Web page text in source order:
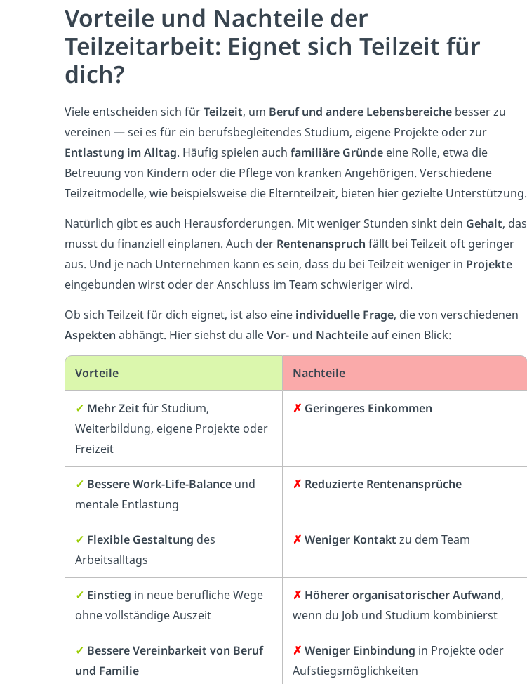
Vorteile und Nachteile der
Teilzeitarbeit: Eignet sich Teilzeit für
dich?
Viele entscheiden sich fürTeilzeit, um Beruf und andere Lebensbereiche besser zu
vereinen — sei es für ein berufsbegleitendes Studium, eigene Projekte oder zur
Entlastung im Alltag. Häufig spielen auch familiäre Gründe eine Rolle, etwa die
Betreuung von Kindern oder die Pflege von kranken Angehörigen. Verschiedene
Teilzeitmodelle, wie beispielsweise die Elternteilzeit, bieten hier gezielte Unterstützung.
Natürlich gibt es auch Herausforderungen. Mit weniger Stunden sinkt dein Gehalt, das
musst du finanziell einplanen. Auch der Rentenanspruch fällt bei Teilzeit oft geringer
aus. Und je nach Unternehmen kann es sein, dass du bei Teilzeit weniger in Projekte
eingebunden wirst oder der Anschluss im Team schwieriger wird.
Ob sich Teilzeit für dich eignet, ist also eine individuelle Frage, die von verschiedenen
Aspekten abhängt. Hier siehst du alleVor- und Nachteileauf einen Blick:
Vorteile Nachteile
✓ Mehr Zeit für Studium,
Weiterbildung, eigene Projekte oder
Freizeit
✗ Geringeres Einkommen
✓ Bessere Work-Life-Balance und
mentale Entlastung
✗ Reduzierte Rentenansprüche
✓ Flexible Gestaltung des
Arbeitsalltags
✗ Weniger Kontakt zu dem Team
✓ Einstieg in neue berufliche Wege
ohne vollständige Auszeit
✗ Höherer organisatorischer Aufwand,
wenn du Job und Studium kombinierst
✓ Bessere Vereinbarkeit von Beruf
und Familie
✗ Weniger Einbindung in Projekte oder
Aufstiegsmöglichkeiten